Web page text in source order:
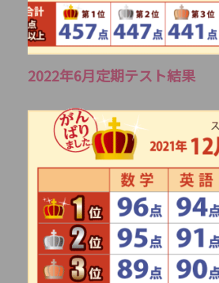
2022年6月定期テスト結果